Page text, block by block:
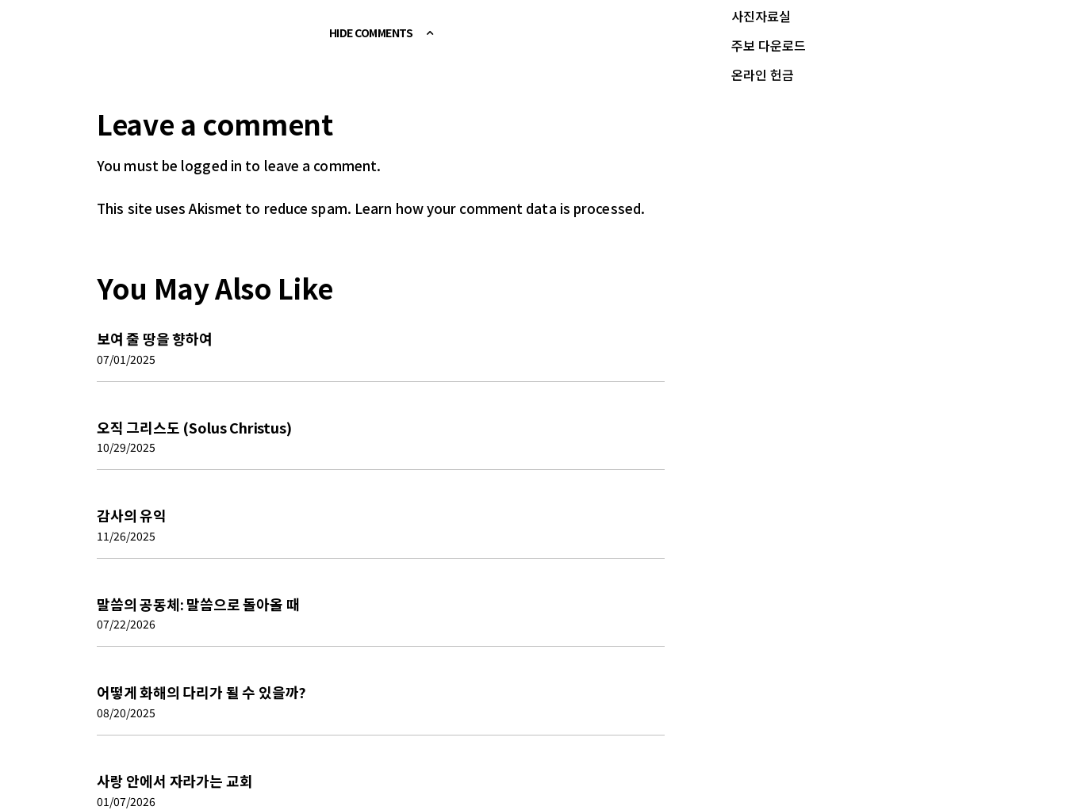
HIDE COMMENTS
Leave a comment
You must be logged in to leave a comment.
This site uses Akismet to reduce spam. Learn how your comment data is processed.
You May Also Like
보여 줄 땅을 향하여
07/01/2025
오직 그리스도 (Solus Christus)
10/29/2025
감사의 유익
11/26/2025
말씀의 공동체: 말씀으로 돌아올 때
07/22/2026
어떻게 화해의 다리가 될 수 있을까?
08/20/2025
사랑 안에서 자라가는 교회
01/07/2026
사진자료실
주보 다운로드
온라인 헌금